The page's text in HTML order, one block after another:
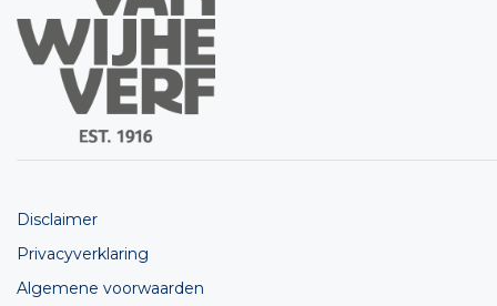
Disclaimer
Privacyverklaring
Algemene voorwaarden